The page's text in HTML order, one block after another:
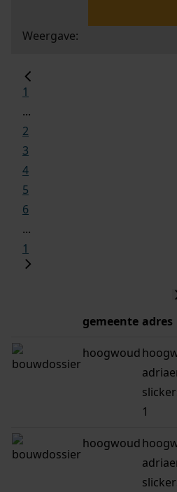
Weergave:
1
...
2
3
4
5
6
...
1
gemeente adres
hoogwoud
1
hoogwoud